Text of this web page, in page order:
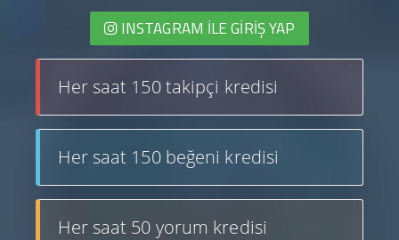
INSTAGRAM İLE GIRIŞ YAP
Her saat 150 takipçi kredisi
Her saat 150 beğeni kredisi
Her saat 50 yorum kredisi